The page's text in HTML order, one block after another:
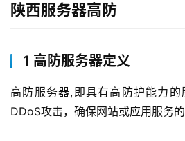
陕西服务器高防
1 高防服务器定义
高防服务器,即具有高防护能力
DDoS攻击，确保网站或应用服务的